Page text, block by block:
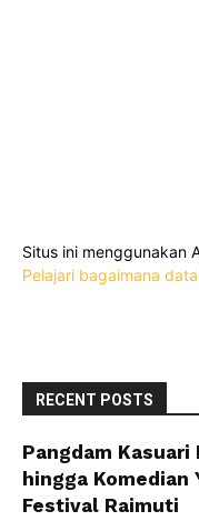
Situs ini menggunakan
Pelajari bagaimana
RECENT POSTS
Pangdam
hingga Komedian
Festival Raimuti